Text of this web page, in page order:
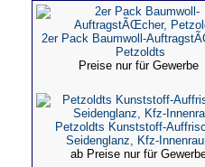
2er Pack Baumwoll-
Petzoldts
Preise nur für Gewerbe
Petzoldts Kunststoff-
Seidenglanz, Kfz-
ab Preise nur für